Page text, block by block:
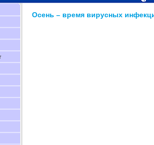
Осень – время вирусных